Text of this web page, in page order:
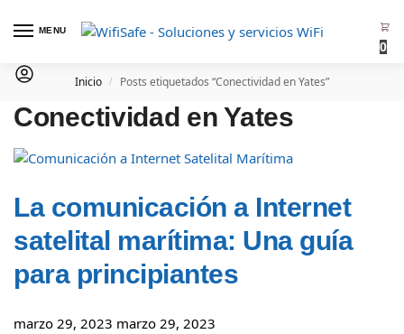
MENU
0
Inicio / Posts etiquetados “Conectividad en Yates”
Conectividad en Yates
La comunicación a Internet
satelital marítima: Una guía
para principiantes
marzo 29, 2023 marzo 29, 2023